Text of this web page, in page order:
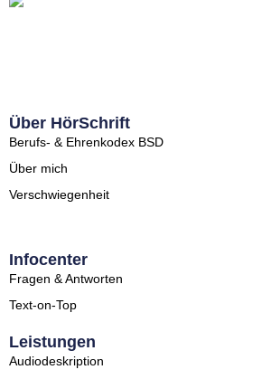
Über HörSchrift
Berufs- & Ehrenkodex BSD
Über mich
Verschwiegenheit
Infocenter
Fragen & Antworten
Text-on-Top
Leistungen
Audiodeskription